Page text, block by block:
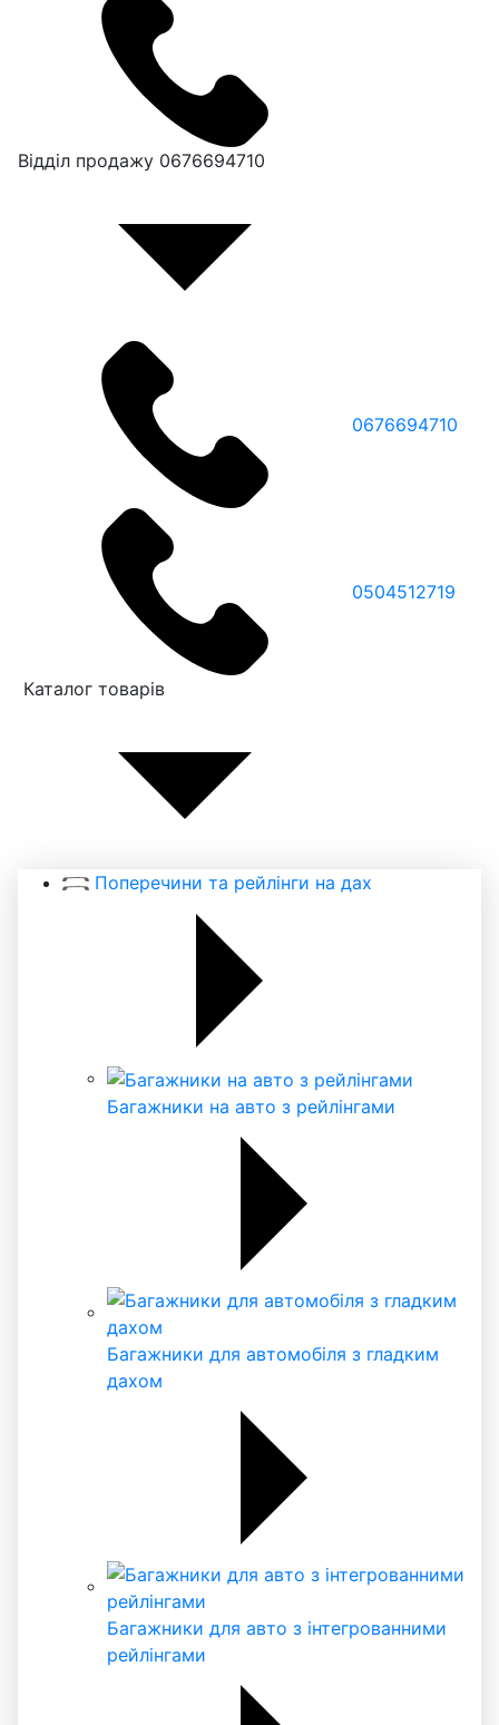
Відділ продажу 0676694710
0676694710
0504512719
Каталог товарів
Поперечини та рейлінги на дах
Багажники на авто з рейлінгами
Багажники для автомобіля з гладким
дахом
Багажники для авто з інтегрованними
рейлінгами